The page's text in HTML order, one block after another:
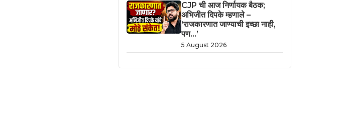
CJP ची आज निर्णायक बैठक;
अभिजीत दिपके म्हणाले –
‘राजकारणात जाण्याची इच्छा नाही,
पण…’
5 August 2026